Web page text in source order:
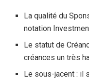
La qualité du
notation
Le statut de
créances un très
Le sous-jacent : il